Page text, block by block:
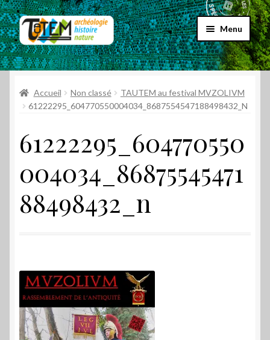
Aller
à
la
navigation
Aller
au
contenu
Menu
Accueil
Choix par genre
Ouvrir
le
le
menu
enfant
Qui sommes-nous ?
Accueil Non classé
TAUTEM au festival MVZOLIVM
61222295_604770550004034_8687554547188498432_N
61222295_604770550
004034_86875545471
88498432_n